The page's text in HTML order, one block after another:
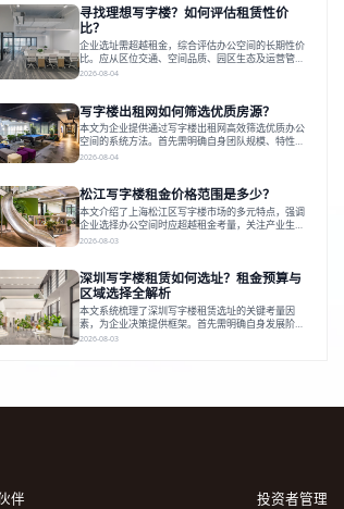
运营方通过空间优化与社群服务，助力企业成长，推
动市场向多元化、高性价比方向发展。近年来，西安
写字楼市场呈现出租金持续调整的态势，这一现象引
发了的广泛关注。作为西部重要
寻找理想写字楼？如何评估租赁性价
比？
企业选址需超越租金，综合评估办公空间的长期性价
比。应从区位交通、空间品质、园区生态及运营管理
四个核心维度权衡财务支出与长期价值回报。理想的
衡。对于许多正在成长或寻求稳定发展的企业而言，
寻找一处合适的办公空间是一项至关重要的决策。这
不仅关系到团队的日常工作效率与协作氛围，更直接
影响着企业的品牌形象、运营成本
2026-08-04
写字楼出租网如何筛选优质房源？
本文为企业提供通过写字楼出租网高效筛选优质办公
空间的系统方法。首先需明确自身团队规模、特性、
预算等核心需求。线上筛选时，应深入解读房源参
背景与持续服务能力。完成线上初选后，必须进行线
下实地验证，核对空间实景、测试设施、感受园区氛
围并确认合同条款，从而做出精确决策。在数字化时
代，写字楼出租网已成为企业寻找
2026-08-04
松江写字楼租金价格范围是多少？
本文介绍了上海松江区写字楼市场的多元特点，强调
企业选择办公空间时应超越租金考量，关注产业生态
与综合服务。文章分析了市场概况、影响空间价值的
建服务生态助力企业成长，建议企业系统评估需求与
长期价值，选择匹配的发展载体。对于许多寻求在上
海松江区设立或扩展办公空间的企业而言，了解该区
域的写字楼市场概况是决策的首先
2026-08-03
深圳写字楼租赁如何选址？租金预算与
区域选择全解析
本文系统梳理了深圳写字楼租赁选址的关键考量因
素，为企业决策提供框架。首先需明确自身发展阶
段、团队规模和文化特质等核心需求。深圳多中心商
2026-08-03
伴 投资者管理